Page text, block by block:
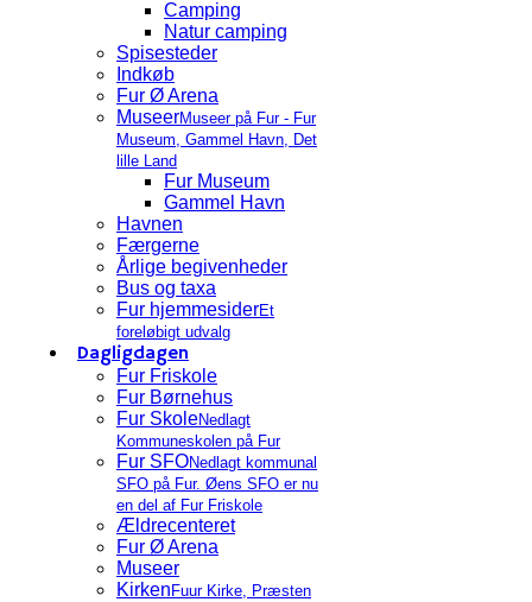
Camping
Natur camping
Spisesteder
Indkøb
Fur Ø Arena
MuseerMuseer på Fur - Fur
Museum, Gammel Havn, Det
lille Land
Fur Museum
Gammel Havn
Havnen
Færgerne
Årlige begivenheder
Bus og taxa
Fur hjemmesiderEt
foreløbigt udvalg
Dagligdagen
Fur Friskole
Fur Børnehus
Fur SkoleNedlagt
Kommuneskolen på Fur
Fur SFONedlagt kommunal
SFO på Fur. Øens SFO er nu
en del af Fur Friskole
Ældrecenteret
Fur Ø Arena
Museer
Kirken Fuur Kirke, Præsten